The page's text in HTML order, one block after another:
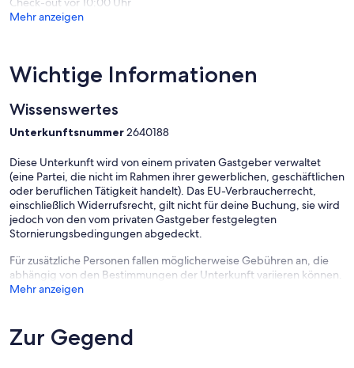
Mehr anzeigen
Wichtige Informationen
Wissenswertes
Unterkunftsnummer2640188
Diese Unterkunft wird von einem privaten Gastgeber verwaltet
(eine Partei, die nicht im Rahmen ihrer gewerblichen, geschäftlichen
oder beruflichen Tätigkeit handelt). Das EU-Verbraucherrecht,
einschließlich Widerrufsrecht, gilt nicht für deine Buchung, sie wird
jedoch von den vom privaten Gastgeber festgelegten
Stornierungsbedingungen abgedeckt.
Für zusätzliche Personen fallen möglicherweise Gebühren an, die
abhängig von den Bestimmungen der Unterkunft variieren können.
Mehr anzeigen
Zur Gegend